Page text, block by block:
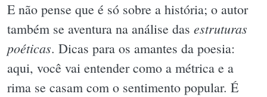
E não pense que é só sobre a história; o autor
também se aventura na análise das estruturas
poéticas. Dicas para os amantes da poesia:
aqui, você vai entender como a métrica e a
rima se casam com o sentimento popular. É